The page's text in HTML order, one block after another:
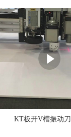
KT板开V槽振动刀